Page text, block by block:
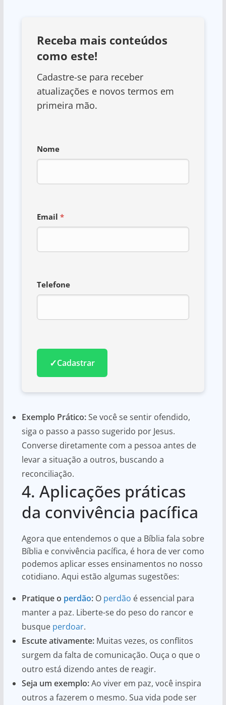
Receba mais conteúdos
como este!
Cadastre-se para receber
atualizações e novos termos em
primeira mão.
Nome
Email *
Telefone
✓Cadastrar
Exemplo Prático:Se você se sentir ofendido,
siga o passo a passo sugerido por Jesus.
Converse diretamente com a pessoa antes de
levar a situação a outros, buscando a
reconciliação.
4. Aplicações práticas
da convivência pacífica
Agora que entendemos o que a Bíblia fala sobre
Bíblia e convivência pacífica, é hora de ver como
podemos aplicar esses ensinamentos no nosso
cotidiano. Aqui estão algumas sugestões:
Pratique o perdão:O perdão é essencial para
manter a paz. Liberte-se do peso do rancor e
busque perdoar.
Escute ativamente:Muitas vezes, os conflitos
surgem da falta de comunicação. Ouça o que o
outro está dizendo antes de reagir.
Seja um exemplo:Ao viver em paz, você inspira
outros a fazerem o mesmo. Sua vida pode ser